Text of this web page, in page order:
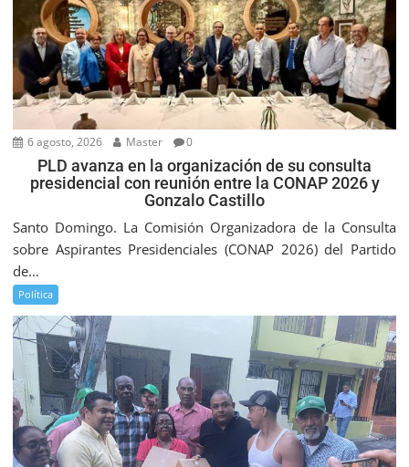
6 agosto, 2026 Master 0
PLD avanza en la organización de su consulta
presidencial con reunión entre la CONAP 2026 y
Gonzalo Castillo
Santo Domingo. La Comisión Organizadora de la Consulta
sobre Aspirantes Presidenciales (CONAP 2026) del Partido
de...
Política